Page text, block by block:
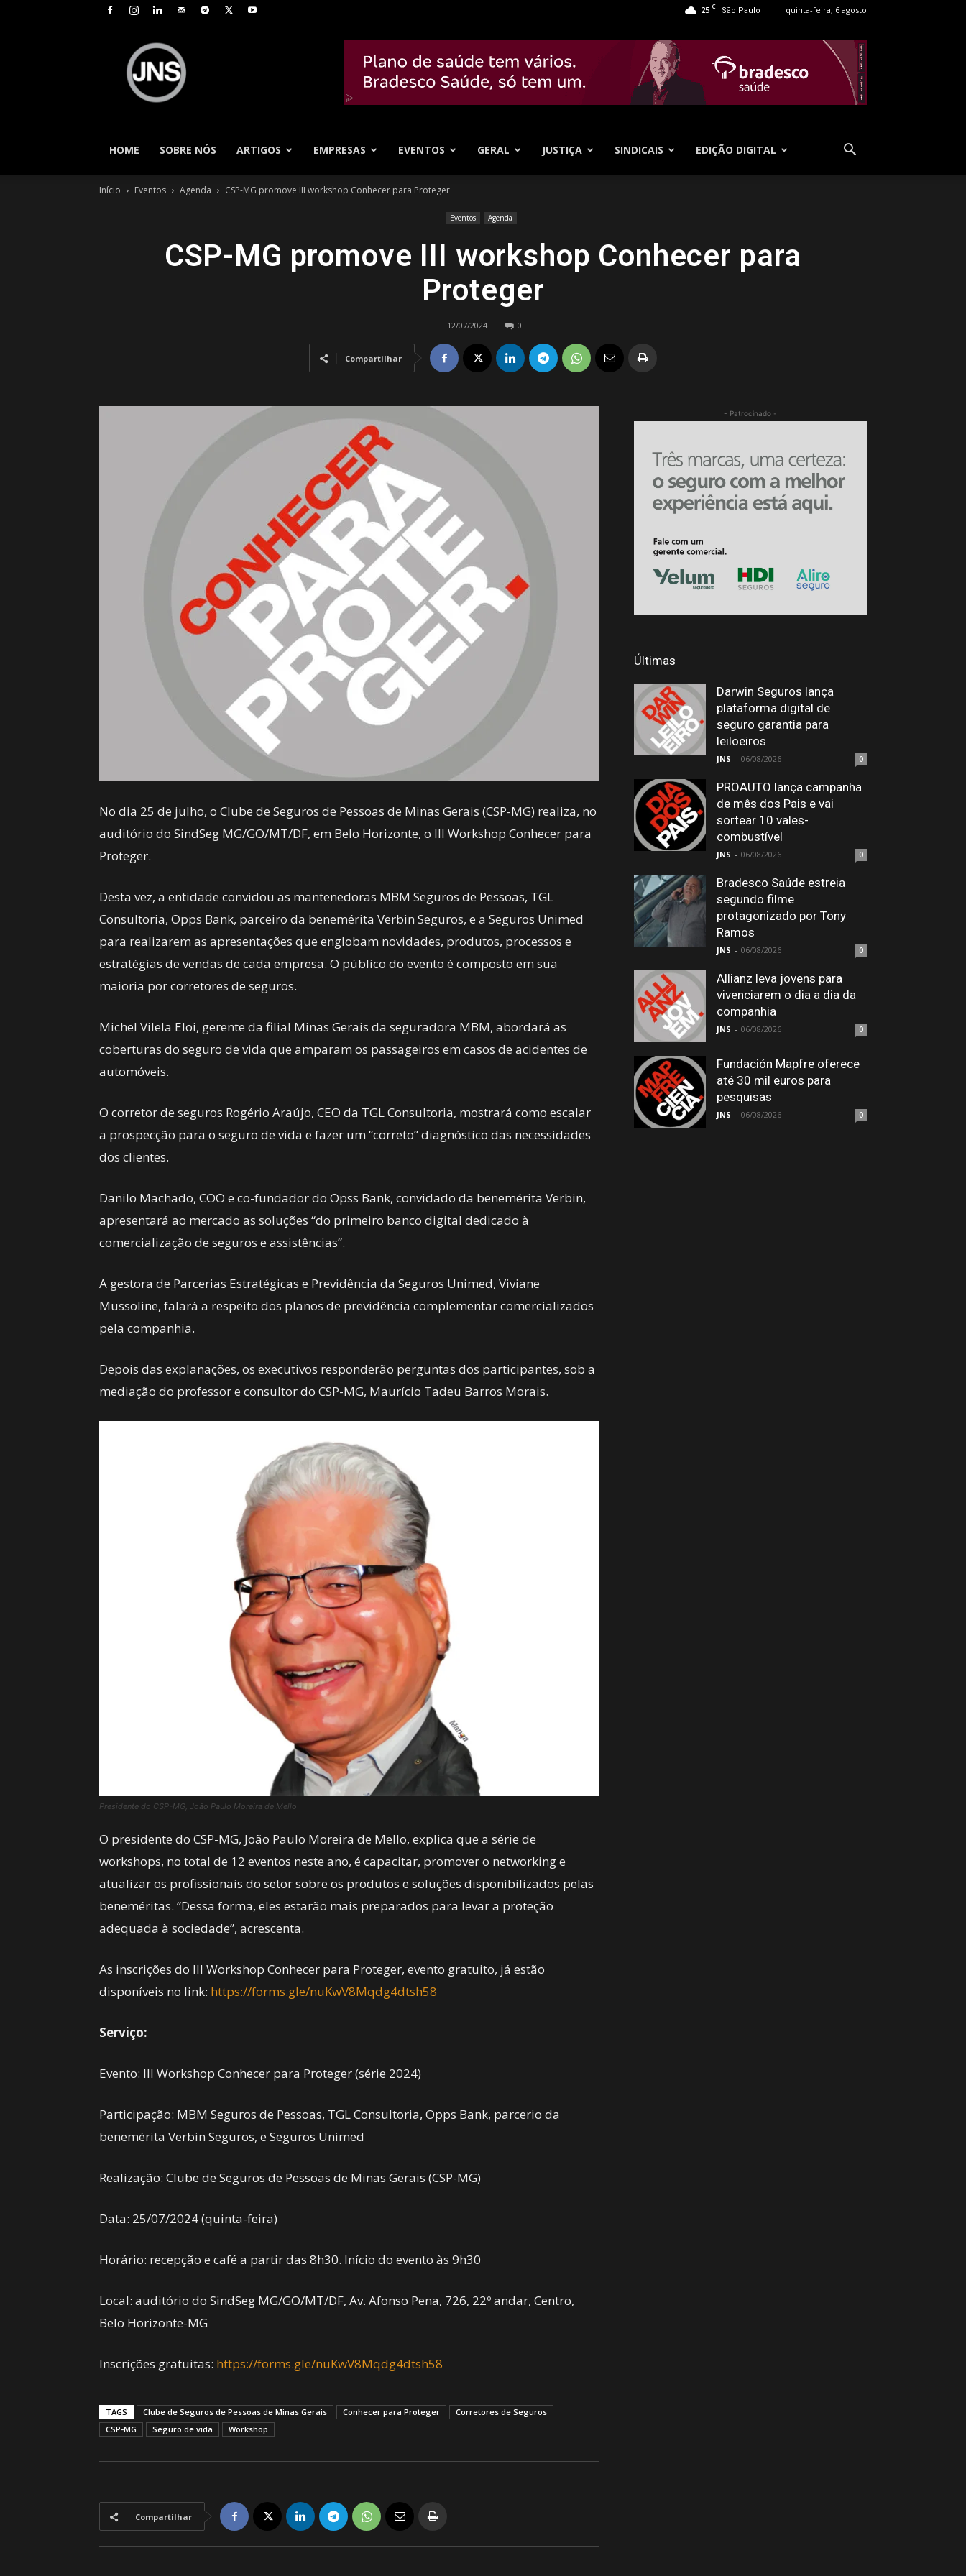
25 C São Paulo quinta-feira, 6 agosto
HOME
SOBRE NÓS ARTIGOS EMPRESAS EVENTOS GERAL JUSTIÇA SINDICAIS EDIÇÃO DIGITAL
Início Eventos Agenda CSP-MG promove III workshop Conhecer para Proteger
Eventos Agenda
CSP-MG promove III workshop Conhecer para
Proteger
12/07/2024 0
Compartilhar
No dia 25 de julho, o Clube de Seguros de Pessoas de Minas Gerais (CSP-MG) realiza, no
auditório do SindSeg MG/GO/MT/DF, em Belo Horizonte, o III Workshop Conhecer para
Proteger.
Desta vez, a entidade convidou as mantenedoras MBM Seguros de Pessoas, TGL
Consultoria, Opps Bank, parceiro da benemérita Verbin Seguros, e a Seguros Unimed
para realizarem as apresentações que englobam novidades, produtos, processos e
estratégias de vendas de cada empresa. O público do evento é composto em sua
maioria por corretores de seguros.
Michel Vilela Eloi, gerente da filial Minas Gerais da seguradora MBM, abordará as
coberturas do seguro de vida que amparam os passageiros em casos de acidentes de
automóveis.
O corretor de seguros Rogério Araújo, CEO da TGL Consultoria, mostrará como escalar
a prospecção para o seguro de vida e fazer um “correto” diagnóstico das necessidades
dos clientes.
Danilo Machado, COO e co-fundador do Opss Bank, convidado da benemérita Verbin,
apresentará ao mercado as soluções “do primeiro banco digital dedicado à
comercialização de seguros e assistências”.
A gestora de Parcerias Estratégicas e Previdência da Seguros Unimed, Viviane
Mussoline, falará a respeito dos planos de previdência complementar comercializados
pela companhia.
Depois das explanações, os executivos responderão perguntas dos participantes, sob a
mediação do professor e consultor do CSP-MG, Maurício Tadeu Barros Morais.
Presidente do CSP-MG, João Paulo Moreira de Mello
O presidente do CSP-MG, João Paulo Moreira de Mello, explica que a série de
workshops, no total de 12 eventos neste ano, é capacitar, promover o networking e
atualizar os profissionais do setor sobre os produtos e soluções disponibilizados pelas
beneméritas. “Dessa forma, eles estarão mais preparados para levar a proteção
adequada à sociedade”, acrescenta.
As inscrições do III Workshop Conhecer para Proteger, evento gratuito, já estão
disponíveis no link: https://forms.gle/nuKwV8Mqdg4dtsh58
Serviço:
Evento: III Workshop Conhecer para Proteger (série 2024)
Participação: MBM Seguros de Pessoas, TGL Consultoria, Opps Bank, parcerio da
benemérita Verbin Seguros, e Seguros Unimed
Realização: Clube de Seguros de Pessoas de Minas Gerais (CSP-MG)
Data: 25/07/2024 (quinta-feira)
Horário: recepção e café a partir das 8h30. Início do evento às 9h30
Local: auditório do SindSeg MG/GO/MT/DF, Av. Afonso Pena, 726, 22º andar, Centro,
Belo Horizonte-MG
Inscrições gratuitas: https://forms.gle/nuKwV8Mqdg4dtsh58
TAGS Clube de Seguros de Pessoas de Minas Gerais Conhecer para Proteger
Corretores de Seguros
CSP-MG
Seguro de vida Workshop
Compartilhar
- Patrocinado -
Últimas
Darwin Seguros lança
plataforma digital de
seguro garantia para
leiloeiros
JNS - 06/08/2026 0
PROAUTO lança campanha
de mês dos Pais e vai
sortear 10 vales-
combustível
JNS - 06/08/2026 0
Bradesco Saúde estreia
segundo filme
protagonizado por Tony
Ramos
JNS - 06/08/2026 0
Allianz leva jovens para
vivenciarem o dia a dia da
companhia
JNS - 06/08/2026 0
Fundación Mapfre oferece
até 30 mil euros para
pesquisas
JNS - 06/08/2026 0